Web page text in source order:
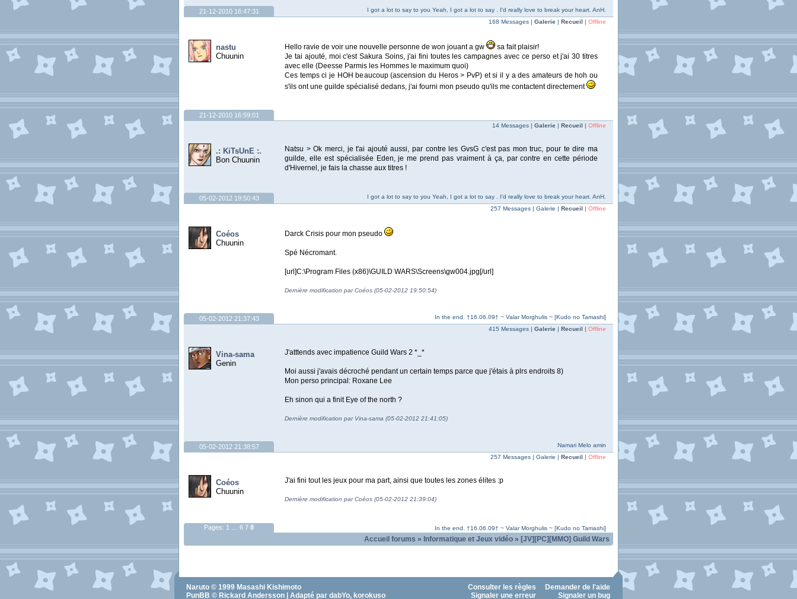
I got a lot to say to you Yeah, I got a lot to say . I'd really love to break your heart. AnH.
21-12-2010 16:47:31
nastu
Chuunin
168 Messages | Galerie | Recueil | Offline
Hello ravie de voir une nouvelle personne de won jouant a gw
sa fait plaisir!
Je tai ajouté, moi c'est Sakura Soins, j'ai fini toutes les campagnes avec ce perso et j'ai 30 titres
avec elle (Deesse Parmis les Hommes le maximum quoi)
Ces temps ci je HOH beaucoup (ascension du Heros > PvP) et si il y a des amateurs de hoh ou
s'ils ont une guilde spécialisé dedans, j'ai fourni mon pseudo qu'ils me contactent directement
21-12-2010 16:59:01
.: KiTsUnE :.
Bon Chuunin
14 Messages | Galerie | Recueil | Offline
Natsu > Ok merci, je t'ai ajouté aussi, par contre les GvsG c'est pas mon truc, pour te dire ma
guilde, elle est spécialisée Eden, je me prend pas vraiment à ça, par contre en cette période
d'Hivernel, je fais la chasse aux titres !
I got a lot to say to you Yeah, I got a lot to say . I'd really love to break your heart. AnH.
05-02-2012 19:50:43
Coéos
Chuunin
257 Messages | Galerie | Recueil | Offline
Darck Crisis pour mon pseudo
Spé Nécromant.
[url]C:\Program Files (x86)\GUILD WARS\Screens\gw004.jpg[/url]
Dernière modification par Coéos (05-02-2012 19:50:54)
In the end. †16.06.09† ~ Valar Morghulis ~ [Kudo no Tamashi]
05-02-2012 21:37:43
Vina-sama
Genin
415 Messages | Galerie | Recueil | Offline
J'atttends avec impatience Guild Wars 2 *_*
Moi aussi j'avais décroché pendant un certain temps parce que j'étais à plrs endroits 8)
Mon perso principal: Roxane Lee
Eh sinon qui a finit Eye of the north ?
Dernière modification par Vina-sama (05-02-2012 21:41:05)
Namari Melo amin
05-02-2012 21:38:57
Coéos
Chuunin
257 Messages | Galerie | Recueil | Offline
J'ai fini tout les jeux pour ma part, ainsi que toutes les zones élites :p
Dernière modification par Coéos (05-02-2012 21:39:04)
In the end. †16.06.09† ~ Valar Morghulis ~ [Kudo no Tamashi]
Pages: 1 6 7 8
Accueil forums » Informatique et Jeux vidéo » [JV][PC][MMO] Guild Wars
Naruto © 1999 Masashi Kishimoto
PunBB © Rickard Andersson | Adapté par dabYo, korokuso
Demander de l'aide
Consulter les règles
Signaler un bug
Signaler une erreur